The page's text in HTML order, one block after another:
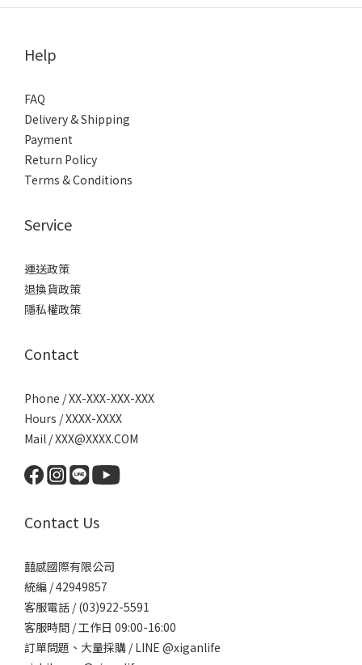
Help
FAQ
Delivery & Shipping
Payment
Return Policy
Terms & Conditions
Service
運送政策
退換貨政策
隱私權政策
Contact
Phone / XX-XXX-XXX-XXX
Hours / XXXX-XXXX
Mail / XXX@XXXX.COM
Contact Us
囍感國際有限公司
統編 / 42949857
客服電話 / (03)922-5591
客服時間 / 工作日 09:00-16:00
訂單問題、大量採購 / LINE @xiganlife